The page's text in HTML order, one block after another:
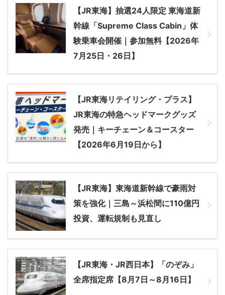
【JR東海】抽選24人限定 東海道新
幹線「Supreme Class Cabin」体
験乗車会開催｜参加無料【2026年
7月25日・26日】
【JR東海リテイリング・プラス】
JR東海の特急ヘッドマークグッズ
発売｜キーチェーン＆コースター
【2026年6月19日から】
【JR東海】東海道新幹線で豪雨対
策を強化｜三島～浜松間に110億円
投資、運転規制も見直し
【JR東海・JR西日本】「のぞみ」
全席指定席【8月7日～8月16日】